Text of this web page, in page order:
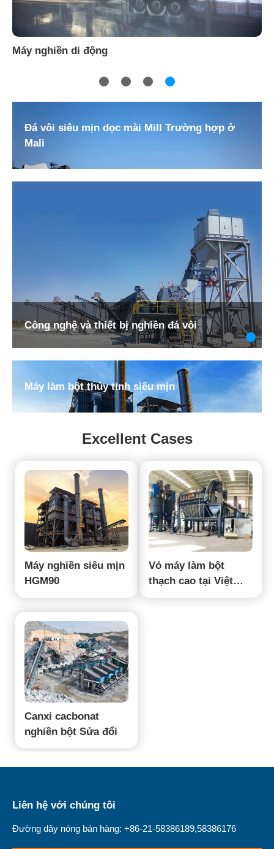
Máy nghiền hàm C6X
Đá vôi siêu mịn dọc mài Mill Trường hợp ở
Mali
Nhà máy nghiền khoáng sản Trường hợp
khách hàng ở Thổ Nhĩ Kỳ
Máy làm bột thủy tinh siêu mịn
Excellent Cases
Máy nghiền siêu mịn
HGM90
Vỏ máy làm bột
thạch cao tại Việt
Nam
Canxi cacbonat
nghiền bột Sửa đổi
Liên hệ với chúng tôi
Đường dây nóng bán hàng: +86-21-58386189,58386176